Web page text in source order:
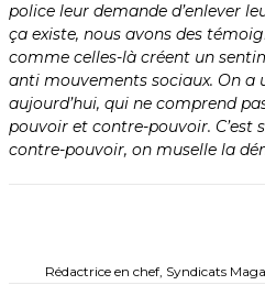
police leur demande d’enlever
ça existe, nous avons des
comme celles-là créent un
anti mouvements sociaux. On a
aujourd’hui, qui ne comprend
pouvoir et contre-pouvoir. C’est
contre-pouvoir, on muselle la
Rédactrice en chef, Syndicats